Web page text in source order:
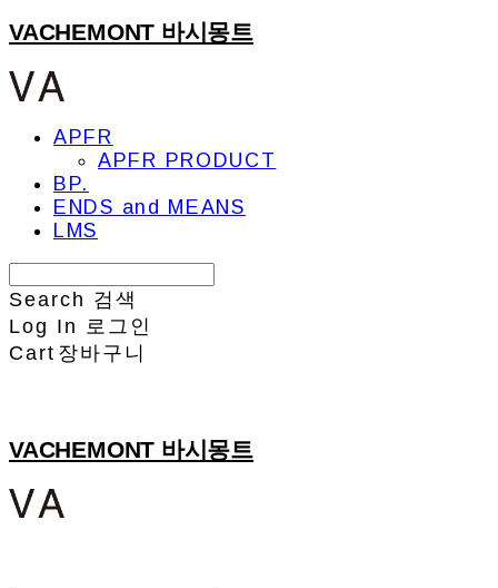
VACHEMONT 바시몽트
APFR
APFR PRODUCT
BP.
ENDS and MEANS
LMS
Search 검색
Log In
로그인
Cart 장바구니
VACHEMONT 바시몽트